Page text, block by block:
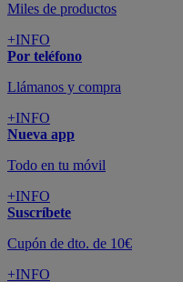
Miles de productos
+INFO
Por teléfono
Llámanos y compra
+INFO
Nueva app
Todo en tu móvil
+INFO
Suscríbete
Cupón de dto. de 10€
+INFO